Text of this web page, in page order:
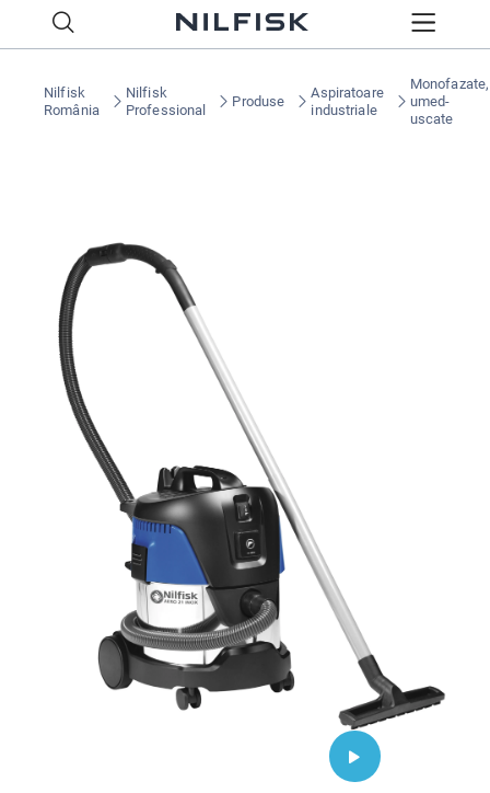
Nilfisk
România
Nilfisk
Professional
Produse
Aspiratoare
industriale
Monofazate,
umed-
uscate